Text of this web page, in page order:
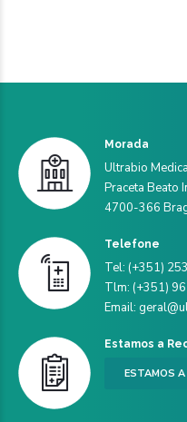
Morada
Ultrabio
Praceta Beato
4700-366
Telefone
Tel: (+351)
Tlm: (+351)
Email:
Estamos a
ESTAMOS